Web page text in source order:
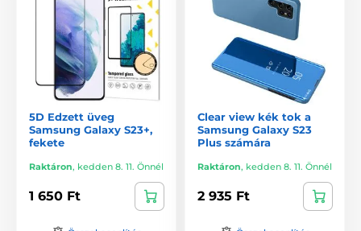
5D Edzett üveg
Samsung Galaxy S23+,
fekete
Raktáron, kedden 8. 11. Önnél
1 650 Ft
Clear view kék tok a
Samsung Galaxy S23
Plus számára
Raktáron, kedden 8. 11. Önnél
2 935 Ft